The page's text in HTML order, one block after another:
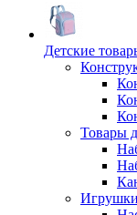
Детские
Товары
Игрушки